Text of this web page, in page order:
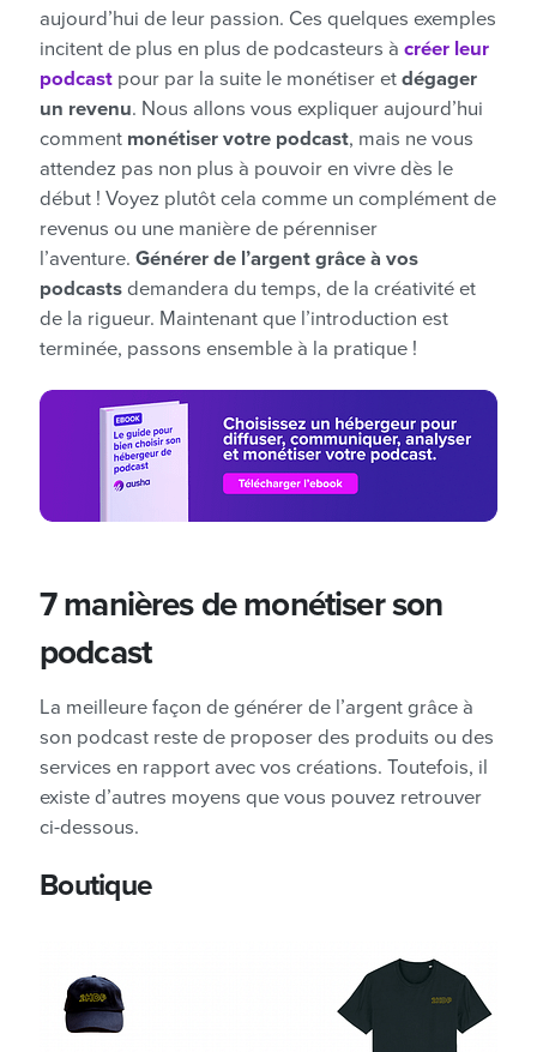
aujourd’hui de leur passion. Ces quelques exemples
incitent de plus en plus de podcasteurs à créer leur
podcast pour par la suite le monétiser et dégager
un revenu. Nous allons vous expliquer aujourd’hui
comment monétiser votre podcast, mais ne vous
attendez pas non plus à pouvoir en vivre dès le
début ! Voyez plutôt cela comme un complément de
revenus ou une manière de pérenniser
l’aventure. Générer de l’argent grâce à vos
podcasts demandera du temps, de la créativité et
de la rigueur. Maintenant que l’introduction est
terminée, passons ensemble à la pratique !
7 manières de monétiser son
podcast
La meilleure façon de générer de l’argent grâce à
son podcast reste de proposer des produits ou des
services en rapport avec vos créations. Toutefois, il
existe d’autres moyens que vous pouvez retrouver
ci-dessous.
Boutique